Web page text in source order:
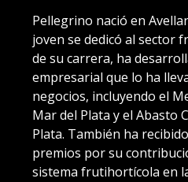
Pellegrino nació en
joven se dedicó al sector
de su carrera, ha
empresarial que lo ha
negocios, incluyendo el
Mar del Plata y el Abasto
Plata. También ha
premios por su
sistema frutihortícola en